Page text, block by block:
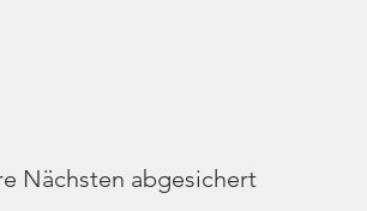
Nächsten abgesichert